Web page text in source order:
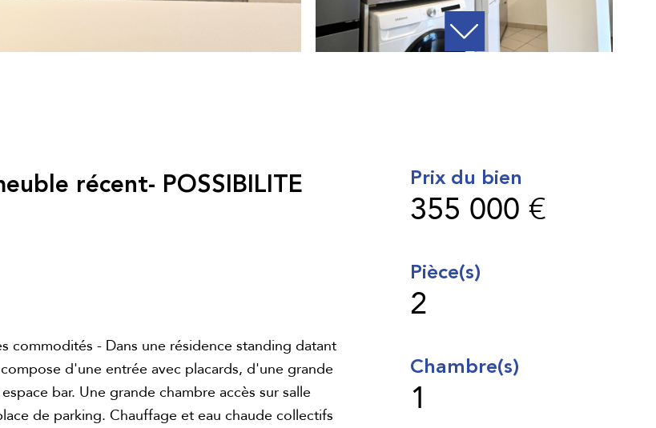
récent- POSSIBILITE
- Dans une résidence standing datant
d'une entrée avec placards, d'une grande
bar. Une grande chambre accès sur salle
de parking. Chauffage et eau chaude collectifs
Prix du bien
355 000 €
Pièce(s)
2
Chambre(s)
1